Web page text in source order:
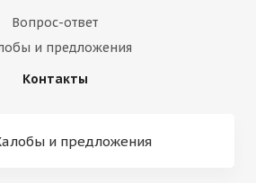
Вопрос-ответ
и предложения
Контакты
и предложения